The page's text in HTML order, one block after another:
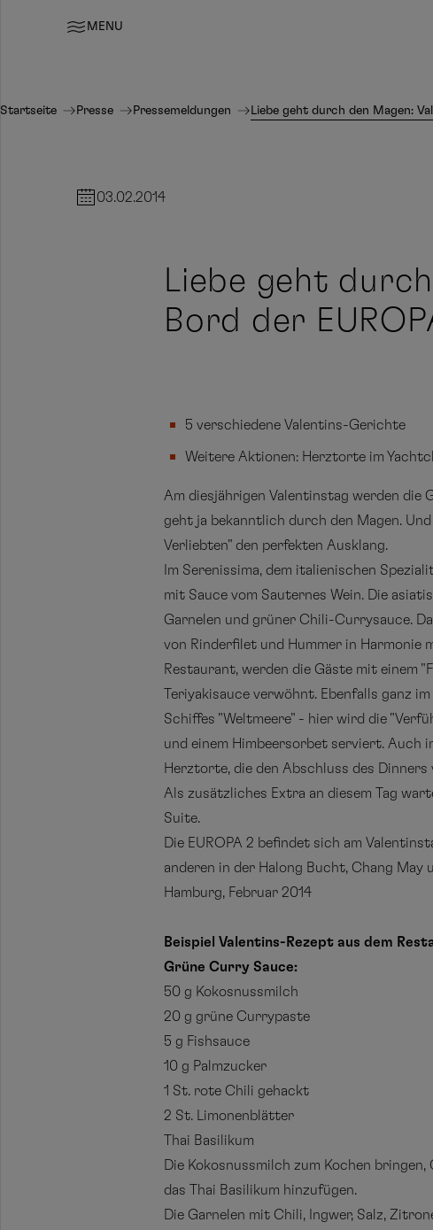
MENU
Startseite Presse Pressemeldungen Liebe geht durch den Magen:
03.02.2014
Liebe geht
Bord der
5 verschiedene Valentins-Gerichte
Weitere Aktionen: Herztorte im
Am diesjährigen Valentinstag werden die
geht ja bekanntlich durch den Magen.
Verliebten" den perfekten Ausklang.
Im Serenissima, dem italienischen
mit Sauce vom Sauternes Wein. Die
Garnelen und grüner Chili-Currysauce.
von Rinderfilet und Hummer in Harmonie
Restaurant, werden die Gäste mit einem
Teriyakisauce verwöhnt. Ebenfalls ganz
Schiffes "Weltmeere" - hier wird die
und einem Himbeersorbet serviert. Auch
Herztorte, die den Abschluss des Dinners
Als zusätzliches Extra an diesem Tag
Suite.
Die EUROPA 2 befindet sich am
anderen in der Halong Bucht, Chang
Hamburg, Februar 2014
Beispiel Valentins-Rezept aus dem
Grüne Curry Sauce:
50 g Kokosnussmilch
20 g grüne Currypaste
5 g Fishsauce
10 g Palmzucker
1 St. rote Chili gehackt
2 St. Limonenblätter
Thai Basilikum
Die Kokosnussmilch zum Kochen
das Thai Basilikum hinzufügen.
Die Garnelen mit Chili, Ingwer, Salz,